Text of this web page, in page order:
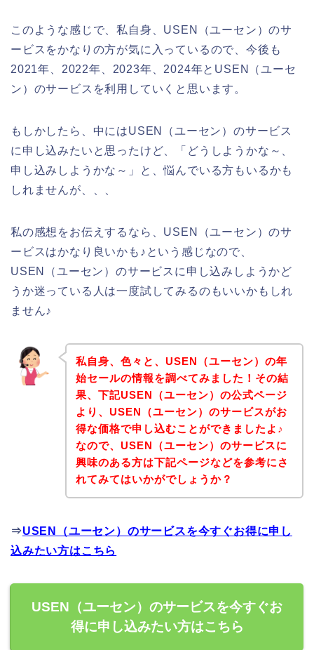
このような感じで、私自身、USEN（ユーセン）のサ
ービスをかなりの方が気に入っているので、今後も
2021年、2022年、2023年、2024年とUSEN（ユーセ
ン）のサービスを利用していくと思います。
もしかしたら、中にはUSEN（ユーセン）のサービス
に申し込みたいと思ったけど、「どうしようかな～、
申し込みしようかな～」と、悩んでいる方もいるかも
しれませんが、、、
私の感想をお伝えするなら、USEN（ユーセン）のサ
ービスはかなり良いかも♪という感じなので、
USEN（ユーセン）のサービスに申し込みしようかど
うか迷っている人は一度試してみるのもいいかもしれ
ません♪
私自身、色々と、USEN（ユーセン）の年
始セールの情報を調べてみました！その結
果、下記USEN（ユーセン）の公式ページ
より、USEN（ユーセン）のサービスがお
得な価格で申し込むことができましたよ♪
なので、USEN（ユーセン）のサービスに
興味のある方は下記ページなどを参考にさ
れてみてはいかがでしょうか？
⇒USEN（ユーセン）のサービスを今すぐお得に申し
込みたい方はこちら
USEN（ユーセン）のサービスを今すぐお
得に申し込みたい方はこちら